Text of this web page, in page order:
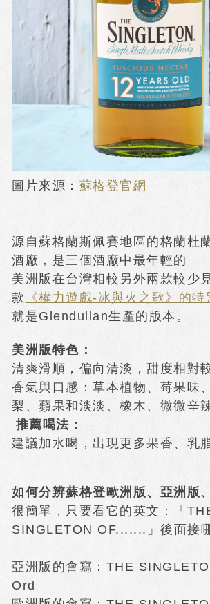
圖片來源： 蘇格登官網
源自蘇格蘭斯佩賽地區的格蘭杜
酒廠，是三個酒廠中最年輕的
美洲版在台灣相較另外兩款較少
款
《權力遊戲-冰與火之歌》的特
就是Glendullan生產的版本。
美洲版特色：
清爽滑順，偏向清淡，甜度相對
香氣與口感： 草本植物、莓果味
梨、蘋果和淡淡、橡木、微微辛
推薦喝法：
建議加水喝，出現更多果香、乳
如何分辨蘇格登歐洲版、亞洲版
很簡單，只要看它的英文：「
SINGLETON OF.......」後面接
亞洲版的會寫：THE
Ord